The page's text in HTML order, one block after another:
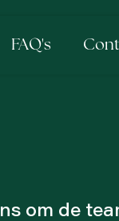
FAQ's
om de